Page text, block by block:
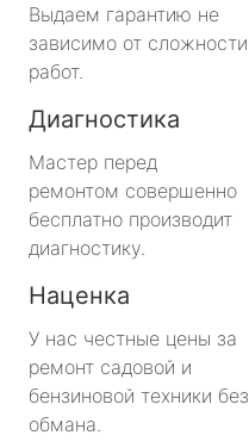
Выдаем гарантию не
зависимо от сложности
работ.
Диагностика
Мастер перед
ремонтом совершенно
бесплатно производит
диагностику.
Наценка
У нас честные цены за
ремонт садовой и
бензиновой техники без
обмана.